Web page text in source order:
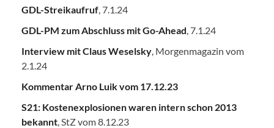
GDL-Streikaufruf, 7.1.24
GDL-PM zum Abschluss mit Go-Ahead, 7.1.24
Interview mit Claus Weselsky, Morgenmagazin vom
2.1.24
Kommentar Arno Luik vom 17.12.23
S21: Kostenexplosionen waren intern schon 2013
bekannt, StZ vom 8.12.23